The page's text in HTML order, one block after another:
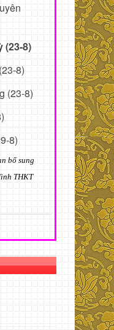
(23-8)
8)
(23-8)
8)
bổ sung
THKT